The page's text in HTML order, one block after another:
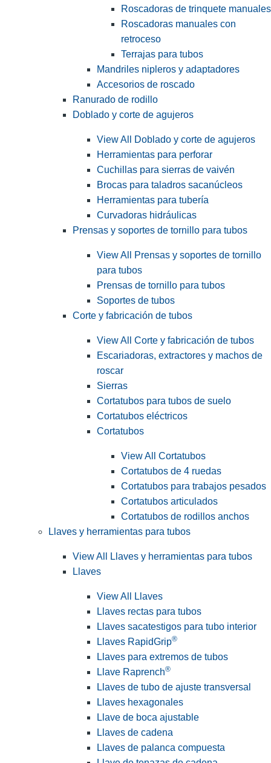
Roscadoras de trinquete manuales
Roscadoras manuales con
retroceso
Terrajas para tubos
Mandriles nipleros y adaptadores
Accesorios de roscado
Ranurado de rodillo
Doblado y corte de agujeros
View All Doblado y corte de agujeros
Herramientas para perforar
Cuchillas para sierras de vaivén
Brocas para taladros sacanúcleos
Herramientas para tubería
Curvadoras hidráulicas
Prensas y soportes de tornillo para tubos
View All Prensas y soportes de tornillo
para tubos
Prensas de tornillo para tubos
Soportes de tubos
Corte y fabricación de tubos
View All Corte y fabricación de tubos
Escariadoras, extractores y machos de
roscar
Sierras
Cortatubos para tubos de suelo
Cortatubos eléctricos
Cortatubos
View All Cortatubos
Cortatubos de 4 ruedas
Cortatubos para trabajos pesados
Cortatubos articulados
Cortatubos de rodillos anchos
Llaves y herramientas para tubos
View All Llaves y herramientas para tubos
Llaves
View All Llaves
Llaves rectas para tubos
Llaves sacatestigos para tubo interior
Llaves RapidGrip®
Llaves para extremos de tubos
Llave Raprench®
Llaves de tubo de ajuste transversal
Llaves hexagonales
Llave de boca ajustable
Llaves de cadena
Llaves de palanca compuesta